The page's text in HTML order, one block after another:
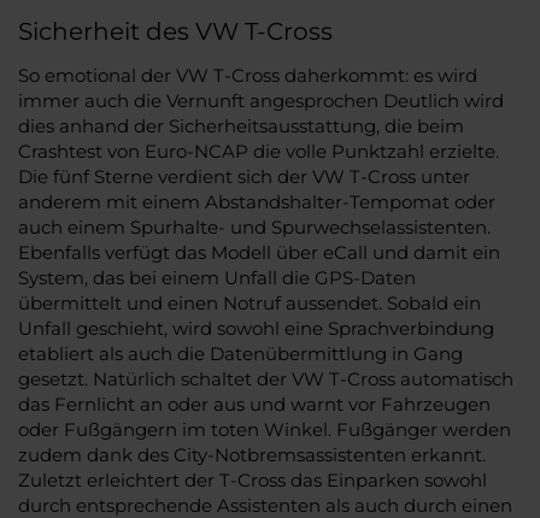
Sicherheit des VW T-Cross
So emotional der VW T-Cross daherkommt: es wird
immer auch die Vernunft angesprochen Deutlich wird
dies anhand der Sicherheitsausstattung, die beim
Crashtest von Euro-NCAP die volle Punktzahl erzielte.
Die fünf Sterne verdient sich der VW T-Cross unter
anderem mit einem Abstandshalter-Tempomat oder
auch einem Spurhalte- und Spurwechselassistenten.
Ebenfalls verfügt das Modell über eCall und damit ein
System, das bei einem Unfall die GPS-Daten
übermittelt und einen Notruf aussendet. Sobald ein
Unfall geschieht, wird sowohl eine Sprachverbindung
etabliert als auch die Datenübermittlung in Gang
gesetzt. Natürlich schaltet der VW T-Cross automatisch
das Fernlicht an oder aus und warnt vor Fahrzeugen
oder Fußgängern im toten Winkel. Fußgänger werden
zudem dank des City-Notbremsassistenten erkannt.
Zuletzt erleichtert der T-Cross das Einparken sowohl
durch entsprechende Assistenten als auch durch einen